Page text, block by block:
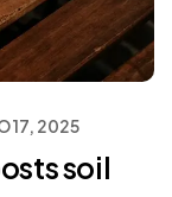
17, 2025
soil